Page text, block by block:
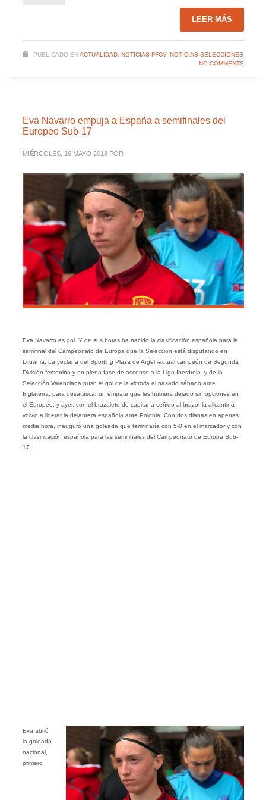
LEER MÁS
PUBLICADO EN ACTUALIDAD, NOTICIAS FFCV, NOTICIAS SELECCIONES
NO COMMENTS
Eva Navarro empuja a España a semifinales del
Europeo Sub-17
MIÉRCOLES, 16 MAYO 2018 POR
Eva Navarro es gol. Y de sus botas ha nacido la clasificación española para la
semifinal del Campeonato de Europa que la Selección está disputando en
Lituania. La yeclana del Sporting Plaza de Argel -actual campeón de Segunda
División femenina y en plena fase de ascenso a la Liga Iberdrola- y de la
Selección Valenciana puso el gol de la victoria el pasado sábado ante
Inglaterra, para desatascar un empate que les hubiera dejado sin opciones en
el Europeo, y ayer, con el brazalete de capitana ceñido al brazo, la alicantina
volvió a liderar la delantera española ante Polonia. Con dos dianas en apenas
media hora, inauguró una goleada que terminaría con 5-0 en el marcador y con
la clasificación española para las semifinales del Campeonato de Europa Sub-
17.
Eva abrió
la goleada
nacional,
primero